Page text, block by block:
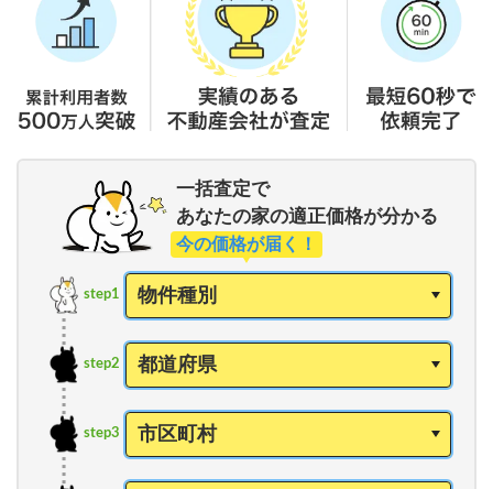
一括査定で
あなたの家の適正価格が分かる
今の価格が届く！
step1
step2
step3